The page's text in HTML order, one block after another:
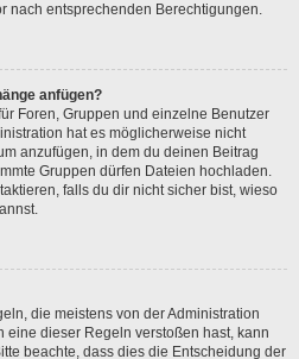
nach entsprechenden Berechtigungen.
anfügen?
Foren, Gruppen und einzelne Benutzer
hat es möglicherweise nicht
anzufügen, in dem du deinen Beitrag
Gruppen dürfen Dateien hochladen.
falls du dir nicht sicher bist, wieso
die meistens von der Administration
eine dieser Regeln verstoßen hast, kann
beachte, dass dies die Entscheidung der